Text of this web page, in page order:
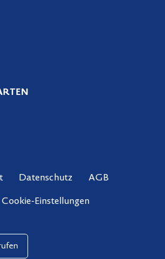
Datenschutz AGB
Cookie-Einstellungen